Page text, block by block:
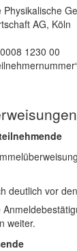
AG, Köln
1230 00
deutlich vor
weiter.